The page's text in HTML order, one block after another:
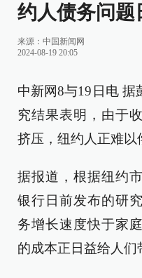
约人债务问题
来源： 中国新闻网
2024-08-19 20:05
中新网8与19日电 据
究结果表明，由于
挤压，纽约人正难以
据报道，根据纽约
银行日前发布的研
务增长速度快于家
的成本正日益给人们